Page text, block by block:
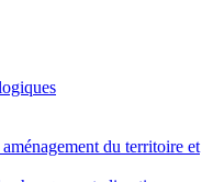
du territoire et